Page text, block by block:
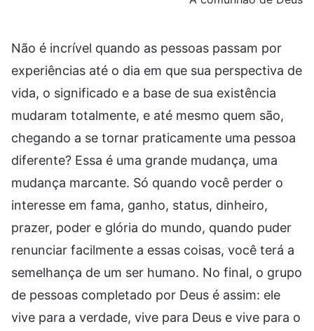
Não é incrível quando as pessoas passam por
experiências até o dia em que sua perspectiva de
vida, o significado e a base de sua existência
mudaram totalmente, e até mesmo quem são,
chegando a se tornar praticamente uma pessoa
diferente? Essa é uma grande mudança, uma
mudança marcante. Só quando você perder o
interesse em fama, ganho, status, dinheiro,
prazer, poder e glória do mundo, quando puder
renunciar facilmente a essas coisas, você terá a
semelhança de um ser humano. No final, o grupo
de pessoas completado por Deus é assim: ele
vive para a verdade, vive para Deus e vive para o